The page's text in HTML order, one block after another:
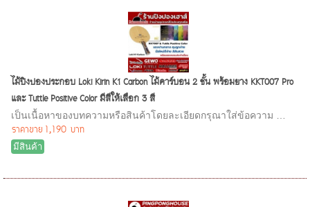
ไม้ปิงปองประกอบ Loki Kirin K1 Carbon ไม้คาร์บอน 2 ชั้น พร้อมยาง KKT007 Pro
และ Tuttle Positive Color มีสีให้เลือก 3 สี
เป็นเนื้อหาของบทความหรือสินค้าโดยละเอียดกรุณาใส่ข้อความ …
ราคาขาย 1,190 บาท
มีสินค้า